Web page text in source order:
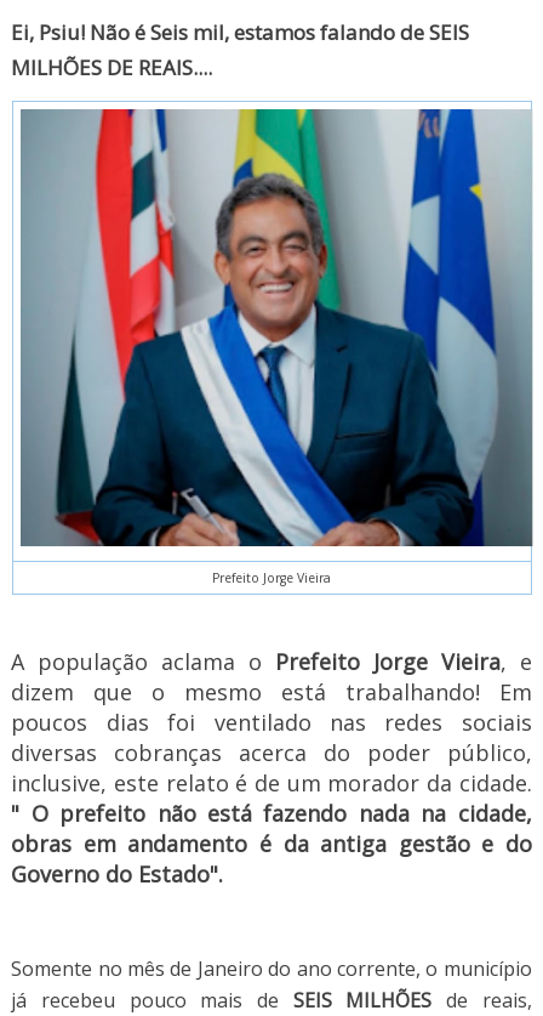
Ei, Psiu! Não é Seis mil, estamos falando de SEIS
MILHÕES DE REAIS....
Prefeito Jorge Vieira
A população aclama o Prefeito Jorge Vieira, e
dizem que o mesmo está trabalhando! Em
poucos dias foi ventilado nas redes sociais
diversas cobranças acerca do poder público,
inclusive, este relato é de um morador da cidade.
" O prefeito não está fazendo nada na cidade,
obras em andamento é da antiga gestão e do
Governo do Estado".
Somente no mês de Janeiro do ano corrente, o município
já recebeu pouco mais de SEIS MILHÕES de reais,